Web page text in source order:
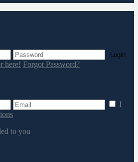
Login
here! Forgot Password?
I
to you